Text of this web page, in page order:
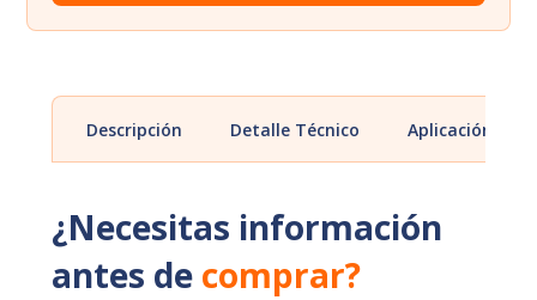
Descripción Detalle Técnico Aplicación
¿Necesitas información
antes de comprar?